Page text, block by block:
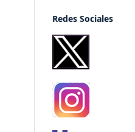
Redes Sociales